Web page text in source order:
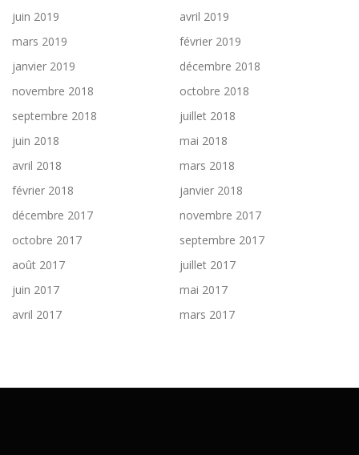
juin 2019
avril 2019
mars 2019
février 2019
janvier 2019
décembre 2018
novembre 2018
octobre 2018
septembre 2018
juillet 2018
juin 2018
mai 2018
avril 2018
mars 2018
février 2018
janvier 2018
décembre 2017
novembre 2017
octobre 2017
septembre 2017
août 2017
juillet 2017
juin 2017
mai 2017
avril 2017
mars 2017